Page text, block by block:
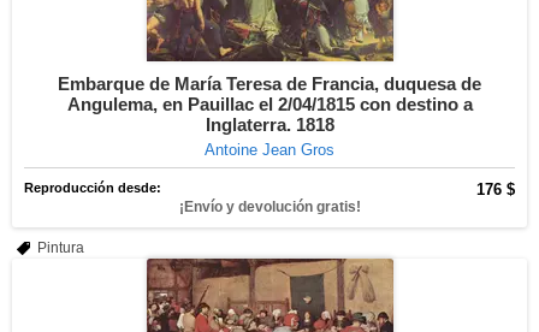
Embarque de María Teresa de Francia, duquesa de
Angulema, en Pauillac el 2/04/1815 con destino a
Inglaterra. 1818
Antoine Jean Gros
Reproducción desde: 176 $
¡Envío y devolución gratis!
Pintura